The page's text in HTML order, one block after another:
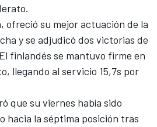
ofreció su mejor actuación de la
y se adjudicó dos victorias de
finlandés se mantuvo firme en
llegando al servicio 15,7s por
que su viernes había sido
hacia la séptima posición tras